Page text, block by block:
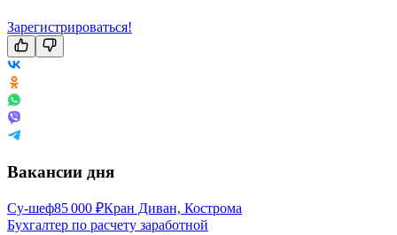
Зарегистрироваться!
Вакансии дня
Су-шеф85 000 ₽Кран Диван, Кострома
Бухгалтер по расчету заработной